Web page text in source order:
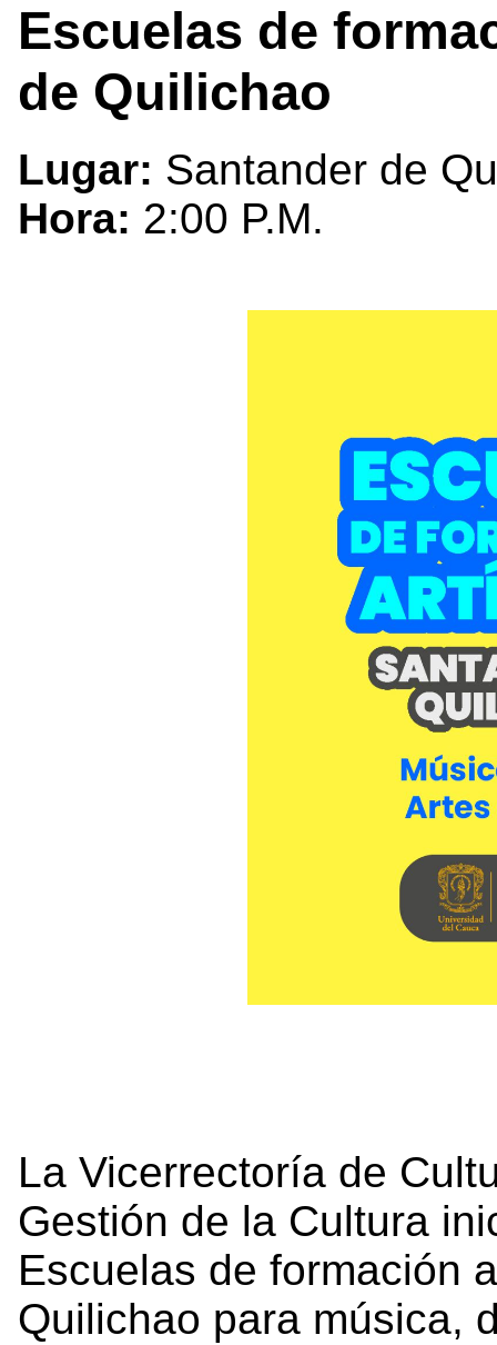
Escuelas de
de Quilichao
Lugar: Santander de
Hora: 2:00 P.M.
La Vicerrectoría de
Gestión de la Cultura
Escuelas de formación
Quilichao para música,